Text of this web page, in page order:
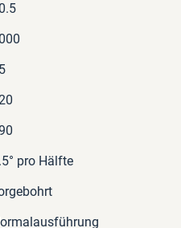
pro Hälfte